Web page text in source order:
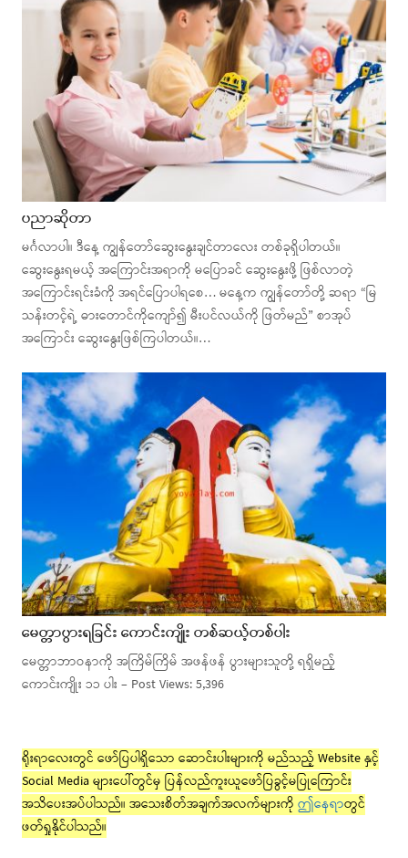
ပညာဆိုတာ
မင်္ဂလာပါ။ ဒီနေ့ ကျွန်တော်ဆွေးနွေးချင်တာလေး တစ်ခုရှိပါတယ်။
ဆွေးနွေးရမယ့် အကြောင်းအရာကို မပြောခင် ဆွေးနွေးဖို့ ဖြစ်လာတဲ့
အကြောင်းရင်းခံကို အရင်ပြောပါရစေ… မနေ့က ကျွန်တော်တို့ ဆရာ “မြ
သန်းတင့်ရဲ့ ဓားတောင်ကိုကျော်၍ မီးပင်လယ်ကို ဖြတ်မည်” စာအုပ်
အကြောင်း ဆွေးနွေးဖြစ်ကြပါတယ်။…
မေတ္တာပွားရခြင်း ကောင်းကျိုး တစ်ဆယ့်တစ်ပါး
မေတ္တာဘာဝနာကို အကြိမ်ကြိမ် အဖန်ဖန် ပွားများသူတို့ ရရှိမည့်
ကောင်းကျိုး ၁၁ ပါး – Post Views: 5,396
ရိုးရာလေးတွင် ဖော်ပြပါရှိသော ဆောင်းပါးများကို မည်သည့် Website နှင့်
Social Media များပေါ်တွင်မှ ပြန်လည်ကူးယူဖော်ပြခွင့်မပြုကြောင်း
အသိပေးအပ်ပါသည်။ အသေးစိတ်အချက်အလက်များကို ဤနေရာတွင်
ဖတ်ရှုနိုင်ပါသည်။